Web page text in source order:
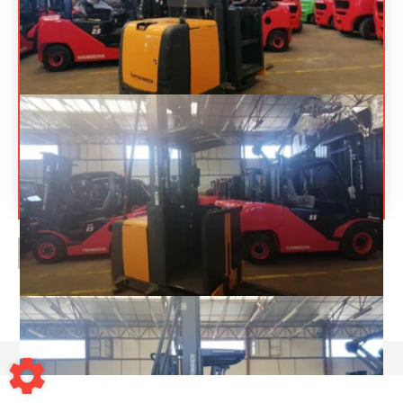
Préparateur de commandes à nacelle
élevable
JUNGHEINRICH
EKS312
Référence 17336
Énergie Électrique
11 500 € HT
PAGE 1/ 1
Mentions légales - Conditions générales de vente - Contact